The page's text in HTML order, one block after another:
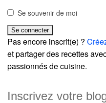
Se souvenir de moi
Pas encore inscrit(e) ?
et partager des recettes
passionnés de cuisine.
Inscrivez votre